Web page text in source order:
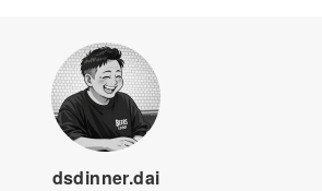
dsdinner.dai